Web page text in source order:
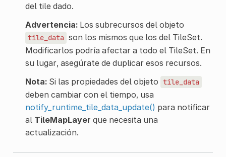
del tile dado.
Advertencia:Los subrecursos del objeto
tile_data son los mismos que los del TileSet.
Modificarlos podría afectar a todo el TileSet. En
su lugar, asegúrate de duplicar esos recursos.
Nota:Si las propiedades del objeto tile_data
deben cambiar con el tiempo, usa
notify_runtime_tile_data_update() para notificar
al TileMapLayer que necesita una
actualización.